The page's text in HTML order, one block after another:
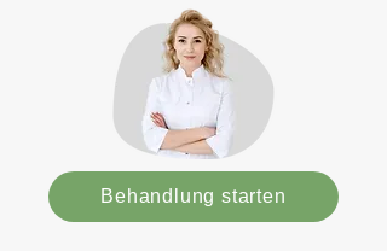
Behandlung starten